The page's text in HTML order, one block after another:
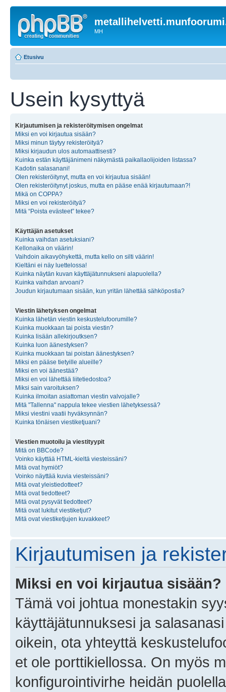
MH
Etusivu
Usein kysyttyä
Kirjautumisen ja rekisteröitymisen ongelmat
Miksi en voi kirjautua sisään?
Miksi minun täytyy rekisteröityä?
Miksi kirjaudun ulos automaattisesti?
Kuinka estän käyttäjänimeni näkymästä paikallaolijoiden listassa?
Kadotin salasanani!
Olen rekisteröitynyt, mutta en voi kirjautua sisään!
Olen rekisteröitynyt joskus, mutta en pääse enää kirjautumaan?!
Mikä on COPPA?
Miksi en voi rekisteröityä?
Mitä “Poista evästeet” tekee?
Käyttäjän asetukset
Kuinka vaihdan asetuksiani?
Kellonaika on väärin!
Vaihdoin aikavyöhykettä, mutta kello on silti väärin!
Kieltäni ei näy luettelossa!
Kuinka näytän kuvan käyttäjätunnukseni alapuolella?
Kuinka vaihdan arvoani?
Joudun kirjautumaan sisään, kun yritän lähettää sähköpostia?
Viestin lähetyksen ongelmat
Kuinka lähetän viestin keskustelufoorumille?
Kuinka muokkaan tai poista viestin?
Kuinka lisään allekirjoutksen?
Kuinka luon äänestyksen?
Kuinka muokkaan tai poistan äänestyksen?
Miksi en pääse tietyille alueille?
Miksi en voi äänestää?
Miksi en voi lähettää liitetiedostoa?
Miksi sain varoituksen?
Kuinka ilmoitan asiattoman viestin valvojalle?
Mitä "Tallenna" nappula tekee viestien lähetyksessä?
Miksi viestini vaatii hyväksynnän?
Kuinka tönäisen viestiketjuani?
Viestien muotoilu ja viestityypit
Mitä on BBCode?
Voinko käyttää HTML-kieltä viesteissäni?
Mitä ovat hymiöt?
Voinko näyttää kuvia viesteissäni?
Mitä ovat yleistiedotteet?
Mitä ovat tiedotteet?
Mitä ovat pysyvät tiedotteet?
Mitä ovat lukitut viestiketjut?
Mitä ovat viestiketjujen kuvakkeet?
Kirjautumisen ja
Miksi en voi kirjautua sisään?
Tämä voi johtua monestakin
käyttäjätunnuksesi ja
oikein, ota yhteyttä
et ole porttikiellossa. On myös
konfigurointivirhe heidän